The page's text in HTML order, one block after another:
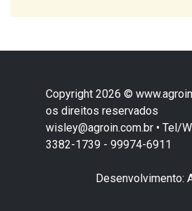
Copyright 2026 ©
os direitos reservados
wisley@agroin.com.br • Tel/
3382-1739 - 99974-6911
Desenvolvimento: